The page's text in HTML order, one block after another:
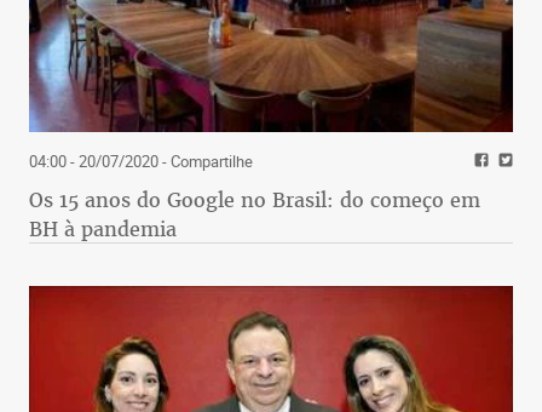
04:00 - 20/07/2020- Compartilhe
Os 15 anos do Google no Brasil: do começo em
BH à pandemia